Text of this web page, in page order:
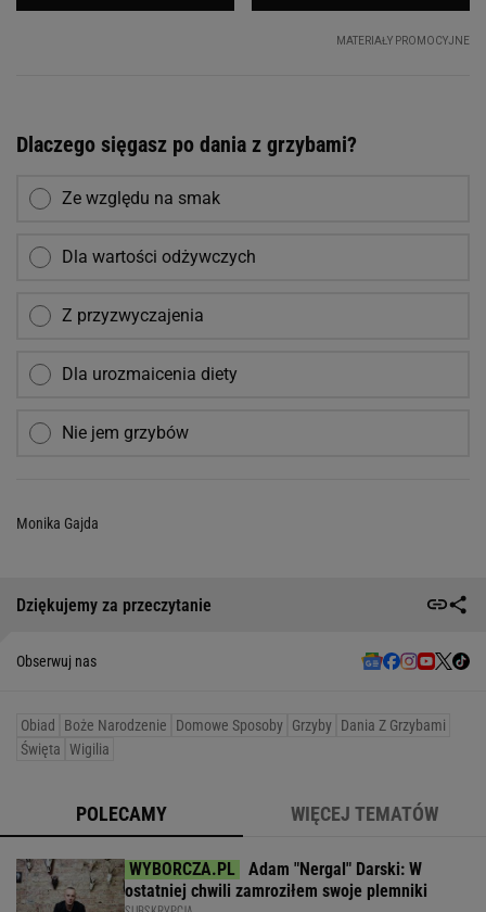
Dlaczego sięgasz po dania z grzybami?
Ze względu na smak
Dla wartości odżywczych
Z przyzwyczajenia
Dla urozmaicenia diety
Nie jem grzybów
Monika Gajda
Dziękujemy za przeczytanie
Obserwuj nas
Obiad Boże Narodzenie Domowe Sposoby Grzyby Dania Z Grzybami
Święta Wigilia
POLECAMY WIĘCEJ TEMATÓW
Adam "Nergal" Darski: W
ostatniej chwili zamroziłem swoje plemniki